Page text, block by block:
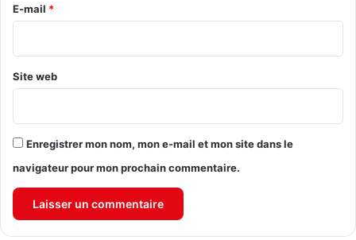
e
E-mail *
Site web
Enregistrer mon nom, mon e-mail et mon site dans le
navigateur pour mon prochain commentaire.